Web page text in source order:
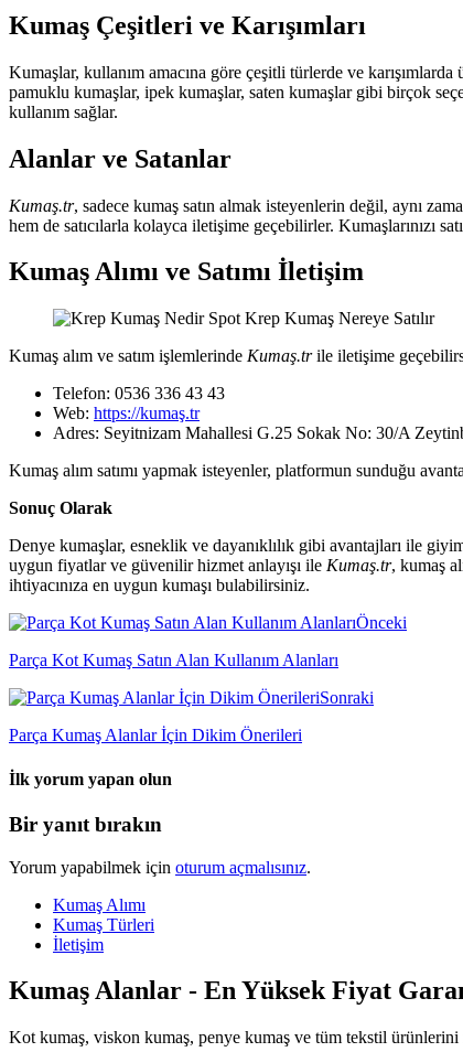
Kumaş Çeşitleri ve Karışımları
Kumaşlar, kullanım amacına göre çeşitli türlerde ve karışımlarda
pamuklu kumaşlar, ipek kumaşlar, saten kumaşlar gibi birçok
kullanım sağlar.
Alanlar ve Satanlar
Kumaş.tr, sadece kumaş satın almak isteyenlerin değil, aynı
hem de satıcılarla kolayca iletişime geçebilirler. Kumaşlarınızı
Kumaş Alımı ve Satımı İletişim
Kumaş alım ve satım işlemlerinde Kumaş.trile iletişime
Telefon: 0536 336 43 43
Web: https://kumaş.tr
Adres: Seyitnizam Mahallesi G.25 Sokak No: 30/A
Kumaş alım satımı yapmak isteyenler, platformun sunduğu
Sonuç Olarak
Denye kumaşlar, esneklik ve dayanıklılık gibi avantajları ile
uygun fiyatlar ve güvenilir hizmet anlayışı ile Kumaş.tr, kumaş
ihtiyacınıza en uygun kumaşı bulabilirsiniz.
Önceki
Parça Kot Kumaş Satın Alan Kullanım Alanları
Sonraki
Parça Kumaş Alanlar İçin Dikim Önerileri
İlk yorum yapan olun
Bir yanıt bırakın
Yorum yapabilmek için oturum açmalısınız.
Kumaş Alımı
Kumaş Türleri
İletişim
Kumaş Alanlar - En Yüksek Fiyat
Kot kumaş, viskon kumaş, penye kumaş ve tüm tekstil ürünlerini